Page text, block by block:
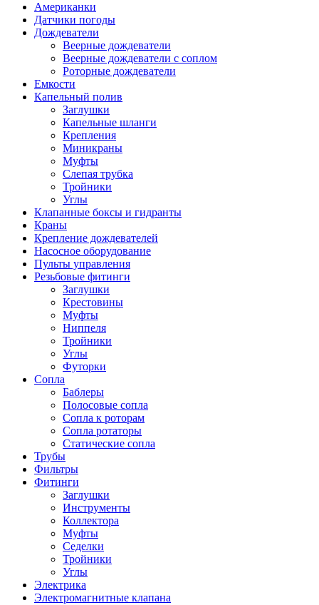
Американки
Датчики погоды
Дождеватели
Веерные дождеватели
Веерные дождеватели с соплом
Роторные дождеватели
Емкости
Капельный полив
Заглушки
Капельные шланги
Крепления
Миникраны
Муфты
Слепая трубка
Тройники
Углы
Клапанные боксы и гидранты
Краны
Крепление дождевателей
Насосное оборудование
Пульты управления
Резьбовые фитинги
Заглушки
Крестовины
Муфты
Ниппеля
Тройники
Углы
Футорки
Сопла
Баблеры
Полосовые сопла
Сопла к роторам
Сопла ротаторы
Статические сопла
Трубы
Фильтры
Фитинги
Заглушки
Инструменты
Коллектора
Муфты
Седелки
Тройники
Углы
Электрика
Электромагнитные клапана